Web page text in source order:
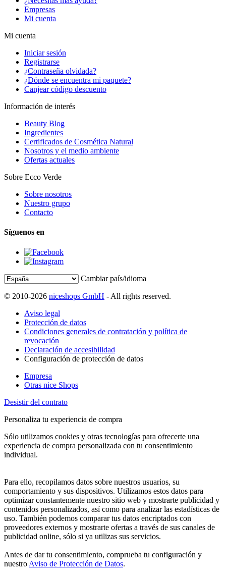
Empresas
Mi cuenta
Mi cuenta
Iniciar sesión
Registrarse
¿Contraseña olvidada?
¿Dónde se encuentra mi paquete?
Canjear código descuento
Información de interés
Beauty Blog
Ingredientes
Certificados de Cosmética Natural
Nosotros y el medio ambiente
Ofertas actuales
Sobre Ecco Verde
Sobre nosotros
Nuestro grupo
Contacto
Síguenos en
Cambiar país/idioma
© 2010-2026 niceshops GmbH - All rights reserved.
Aviso legal
Protección de datos
Condiciones generales de contratación y política de
revocación
Declaración de accesibilidad
Configuración de protección de datos
Empresa
Otras nice Shops
Desistir del contrato
Personaliza tu experiencia de compra
Sólo utilizamos cookies y otras tecnologías para ofrecerte una
experiencia de compra personalizada con tu consentimiento
individual.
Para ello, recopilamos datos sobre nuestros usuarios, su
comportamiento y sus dispositivos. Utilizamos estos datos para
optimizar constantemente nuestro sitio web y mostrarte publicidad y
contenidos personalizados, así como para analizar las estadísticas de
uso. También podemos comparar tus datos encriptados con
proveedores externos y mostrarte ofertas a través de sus canales de
publicidad online, sólo si ya utilizas sus servicios.
Antes de dar tu consentimiento, comprueba tu configuración y
nuestro Aviso de Protección de Datos.